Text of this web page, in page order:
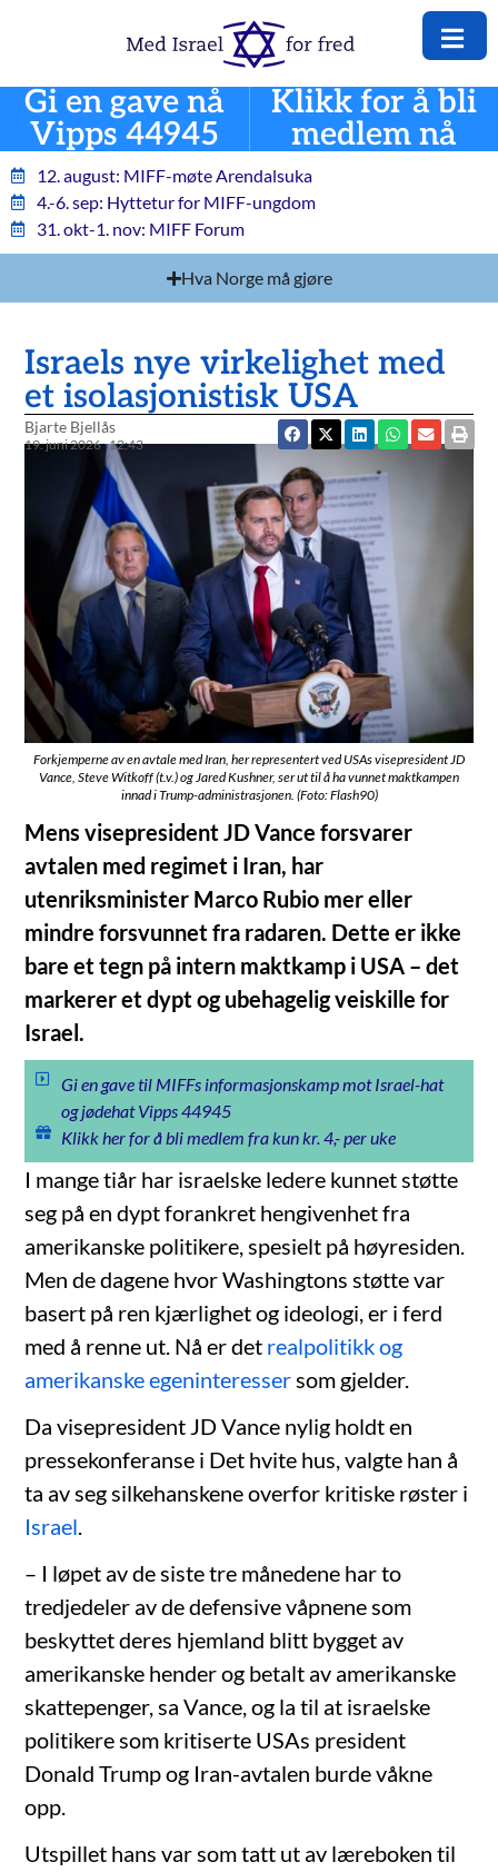
Gi en gave nå
Vipps 44945
Klikk for å bli
medlem nå
12. august: MIFF-møte Arendalsuka
4.-6. sep: Hyttetur for MIFF-ungdom
31. okt-1. nov: MIFF Forum
Hva Norge må gjøre
Israels nye virkelighet med
et isolasjonistisk USA
Bjarte Bjellås
19. juni 2026 12:43
Forkjemperne av en avtale med Iran, her representert ved USAs visepresident JD
Vance, Steve Witkoff (t.v.) og Jared Kushner, ser ut til å ha vunnet maktkampen
innad i Trump-administrasjonen. (Foto: Flash90)
Mens visepresident JD Vance forsvarer
avtalen med regimet i Iran, har
utenriksminister Marco Rubio mer eller
mindre forsvunnet fra radaren. Dette er ikke
bare et tegn på intern maktkamp i USA – det
markerer et dypt og ubehagelig veiskille for
Israel.
Gi en gave til MIFFs informasjonskamp mot Israel-hat
og jødehat Vipps 44945
Klikk her for å bli medlem fra kun kr. 4,- per uke
I mange tiår har israelske ledere kunnet støtte
seg på en dypt forankret hengivenhet fra
amerikanske politikere, spesielt på høyresiden.
Men de dagene hvor Washingtons støtte var
basert på ren kjærlighet og ideologi, er i ferd
med å renne ut. Nå er det realpolitikk og
amerikanske egeninteressersom gjelder.
Da visepresident JD Vance nylig holdt en
pressekonferanse i Det hvite hus, valgte han å
ta av seg silkehanskene overfor kritiske røster i
Israel.
– I løpet av de siste tre månedene har to
tredjedeler av de defensive våpnene som
beskyttet deres hjemland blitt bygget av
amerikanske hender og betalt av amerikanske
skattepenger, sa Vance, og la til at israelske
politikere som kritiserte USAs president
Donald Trump og Iran-avtalen burde våkne
opp.
Utspillet hans var som tatt ut av læreboken til